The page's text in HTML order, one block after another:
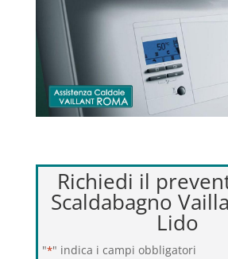
Richiedi il
Scaldabagno
Lido
"*" indica i campi obbligatori